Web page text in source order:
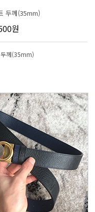
두께(35mm)
원
두께(35mm)